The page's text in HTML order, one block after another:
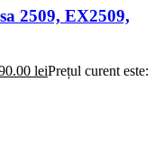
2509, EX2509,
leiPrețul curent este: